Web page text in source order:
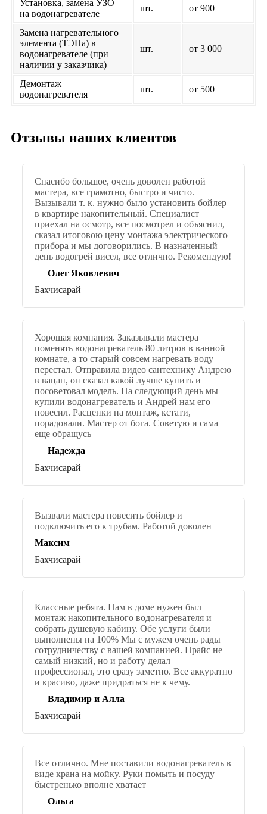
Установка, замена УЗО
на водонагревателе
шт. от 900
Замена нагревательного
элемента (ТЭНа) в
водонагревателе (при
наличии у заказчика)
шт. от 3 000
Демонтаж
водонагревателя
шт. от 500
Отзывы наших клиентов
Спасибо большое, очень доволен работой
мастера, все грамотно, быстро и чисто.
Вызывали т. к. нужно было установить бойлер
в квартире накопительный. Специалист
приехал на осмотр, все посмотрел и объяснил,
сказал итоговою цену монтажа электрического
прибора и мы договорились. В назначенный
день водогрей висел, все отлично. Рекомендую!
Олег Яковлевич
Бахчисарай
Хорошая компания. Заказывали мастера
поменять водонагреватель 80 литров в ванной
комнате, а то старый совсем нагревать воду
перестал. Отправила видео сантехнику Андрею
в вацап, он сказал какой лучше купить и
посоветовал модель. На следующий день мы
купили водонагреватель и Андрей нам его
повесил. Расценки на монтаж, кстати,
порадовали. Мастер от бога. Советую и сама
еще обращусь
Надежда
Бахчисарай
Вызвали мастера повесить бойлер и
подключить его к трубам. Работой доволен
Максим
Бахчисарай
Классные ребята. Нам в доме нужен был
монтаж накопительного водонагревателя и
собрать душевую кабину. Обе услуги были
выполнены на 100% Мы с мужем очень рады
сотрудничеству с вашей компанией. Прайс не
самый низкий, но и работу делал
профессионал, это сразу заметно. Все аккуратно
и красиво, даже придраться не к чему.
Владимир и Алла
Бахчисарай
Все отлично. Мне поставили водонагреватель в
виде крана на мойку. Руки помыть и посуду
быстренько вполне хватает
Ольга